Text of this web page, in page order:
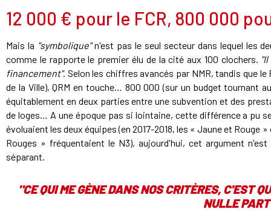
12 000 € pour le FCR, 800 000
Mais la "symbolique"n'est pas le seul secteur dans lequel les
comme le rapporte le premier élu de la cité aux 100 clochers.
financement". Selon les chiffres avancés par NMR, tandis que
de la Ville), QRM en touche… 800 000 (sur un budget tournant
équitablement en deux parties entre une subvention et des
de loges… A une époque pas si lointaine, cette différence a pu
évoluaient les deux équipes (en 2017-2018, les « Jaune et Rouge
Rouges » fréquentaient le N3), aujourd'hui, cet argument
séparant.
"CE QUI ME GÈNE DANS NOS CRITÈRES, C'EST
NULLE